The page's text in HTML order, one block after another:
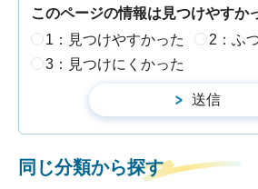
このページの情報は見つけやすか
1：見つけやすかった
2：ふ
3：見つけにくかった
同じ分類から探す